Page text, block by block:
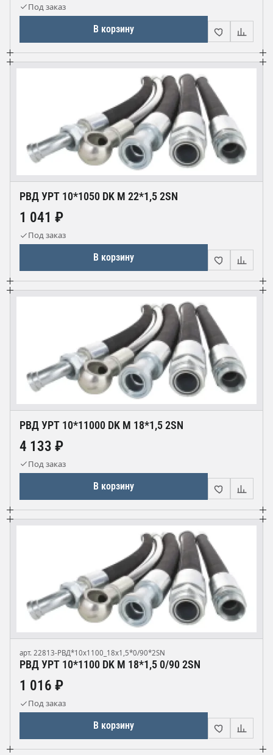
Под заказ
В корзину
РВД УРТ 10*1050 DK М 22*1,5 2SN
1 041 ₽
Под заказ
В корзину
РВД УРТ 10*11000 DK М 18*1,5 2SN
4 133 ₽
Под заказ
В корзину
арт. 22813-РВД*10х1100_18х1,5*0/90*2SN
РВД УРТ 10*1100 DK М 18*1,5 0/90 2SN
1 016 ₽
Под заказ
В корзину